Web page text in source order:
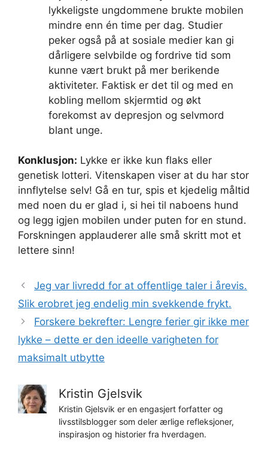
lykkeligste ungdommene brukte mobilen
mindre enn én time per dag. Studier
peker også på at sosiale medier kan gi
dårligere selvbilde og fordrive tid som
kunne vært brukt på mer berikende
aktiviteter. Faktisk er det til og med en
kobling mellom skjermtid og økt
forekomst av depresjon og selvmord
blant unge.
Konklusjon: Lykke er ikke kun flaks eller
genetisk lotteri. Vitenskapen viser at du har stor
innflytelse selv! Gå en tur, spis et kjedelig måltid
med noen du er glad i, si hei til naboens hund
og legg igjen mobilen under puten for en stund.
Forskningen applauderer alle små skritt mot et
lettere sinn!
Jeg var livredd for at offentlige taler i årevis.
Slik erobret jeg endelig min svekkende frykt.
Forskere bekrefter: Lengre ferier gir ikke mer
lykke – dette er den ideelle varigheten for
maksimalt utbytte
Kristin Gjelsvik
Kristin Gjelsvik er en engasjert forfatter og
livsstilsblogger som deler ærlige refleksjoner,
inspirasjon og historier fra hverdagen.